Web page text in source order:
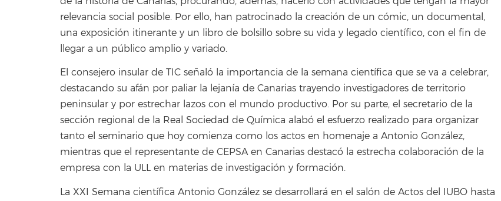
relevancia social posible. Por ello, han patrocinado la creación de un cómic, un documental,
una exposición itinerante y un libro de bolsillo sobre su vida y legado científico, con el fin de
llegar a un público amplio y variado.
El consejero insular de TIC señaló la importancia de la semana científica que se va a celebrar,
destacando su afán por paliar la lejanía de Canarias trayendo investigadores de territorio
peninsular y por estrechar lazos con el mundo productivo. Por su parte, el secretario de la
sección regional de la Real Sociedad de Química alabó el esfuerzo realizado para organizar
tanto el seminario que hoy comienza como los actos en homenaje a Antonio González,
mientras que el representante de CEPSA en Canarias destacó la estrecha colaboración de la
empresa con la ULL en materias de investigación y formación.
La XXI Semana científica Antonio González se desarrollará en el salón de Actos del IUBO hasta